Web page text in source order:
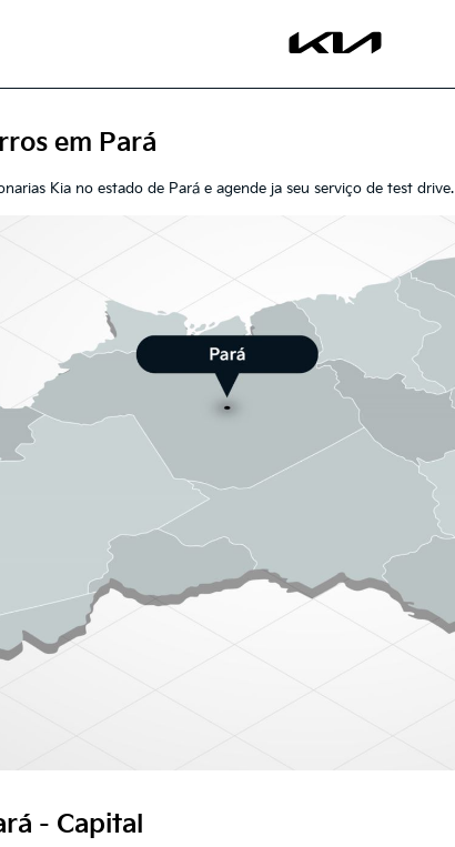
em Pará
Kia no estado de Pará e agende ja seu serviço de test drive.
- Capital